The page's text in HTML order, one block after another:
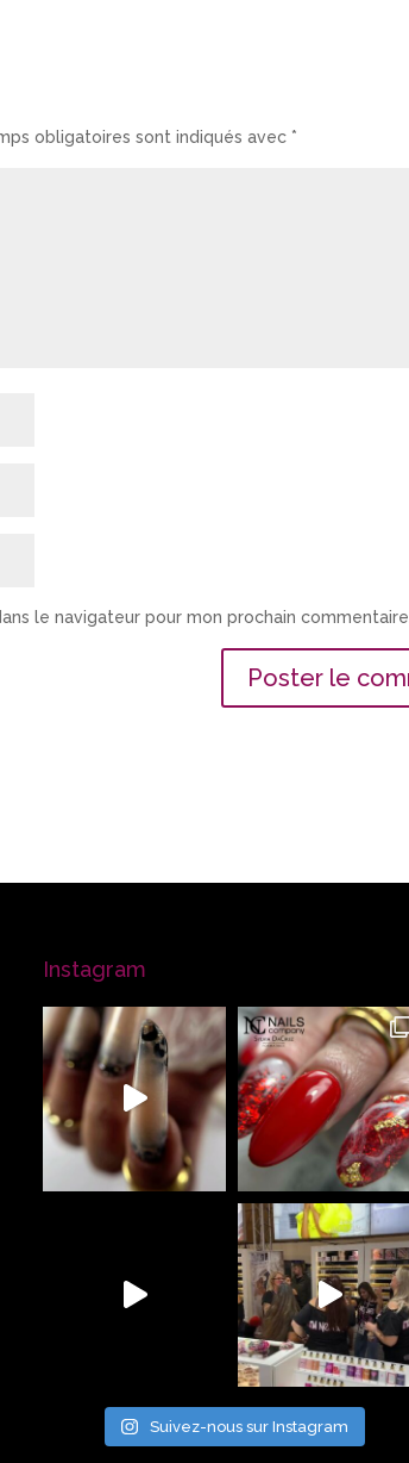
obligatoires sont indiqués avec *
le navigateur pour mon prochain commentaire.
Instagram
Suivez-nous sur Instagram